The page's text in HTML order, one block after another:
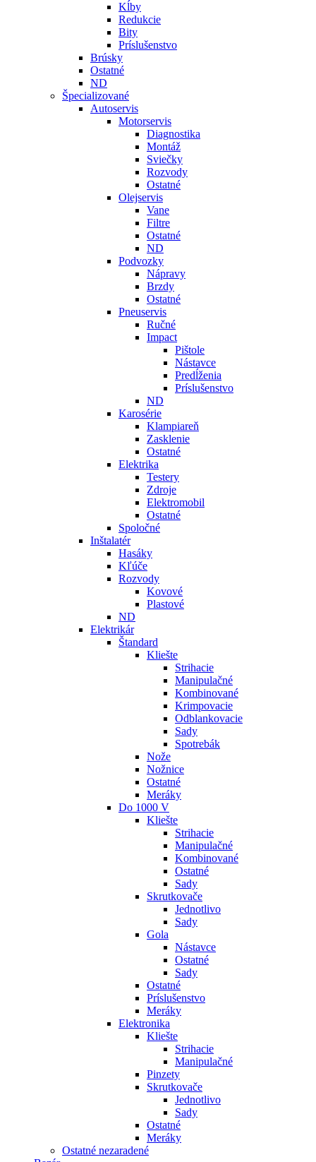
Kĺby
Redukcie
Bity
Príslušenstvo
Brúsky
Ostatné
ND
Špecializované
Autoservis
Motorservis
Diagnostika
Montáž
Sviečky
Rozvody
Ostatné
Olejservis
Vane
Filtre
Ostatné
ND
Podvozky
Nápravy
Brzdy
Ostatné
Pneuservis
Ručné
Impact
Pištole
Nástavce
Predĺženia
Príslušenstvo
ND
Karosérie
Klampiareň
Zasklenie
Ostatné
Elektrika
Testery
Zdroje
Elektromobil
Ostatné
Spoločné
Inštalatér
Hasáky
Kľúče
Rozvody
Kovové
Plastové
ND
Elektrikár
Štandard
Kliešte
Strihacie
Manipulačné
Kombinované
Krimpovacie
Odblankovacie
Sady
Spotrebák
Nože
Nožnice
Ostatné
Meráky
Do 1000 V
Kliešte
Strihacie
Manipulačné
Kombinované
Ostatné
Sady
Skrutkovače
Jednotlivo
Sady
Gola
Nástavce
Ostatné
Sady
Ostatné
Príslušenstvo
Meráky
Elektronika
Kliešte
Strihacie
Manipulačné
Pinzety
Skrutkovače
Jednotlivo
Sady
Ostatné
Meráky
Ostatné nezaradené